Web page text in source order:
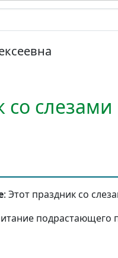
со слезами
: Этот праздник со
подрастающего